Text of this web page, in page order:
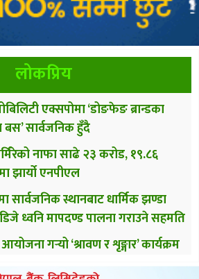
लोकप्रिय
एक्सपोमा ‘डोङफेङ ब्रान्डका
बस’ सार्वजनिक हुँदै
नाफा साढे २३ करोड, १९.८६
झार्यो एनपीएल
सार्वजनिक स्थानबाट धार्मिक झण्डा
ध्वनि मापदण्ड पालना गराउने सहमति
गर्‍यो ‘श्रावण र शृङ्गार’ कार्यक्रम